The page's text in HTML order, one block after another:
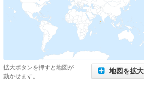
拡大ボタンを押すと地図が
動かせます。
地図を拡大